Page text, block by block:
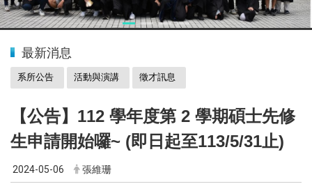
最新消息
系所公告 活動與演講 徵才訊息
【公告】112 學年度第 2 學期碩士先修
生申請開始囉~ (即日起至113/5/31止)
2024-05-06 張維珊